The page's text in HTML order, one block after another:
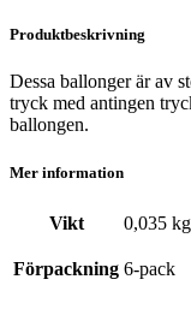
Produktbeskrivning
Dessa ballonger är av
tryck med antingen
ballongen.
Mer information
Vikt 0,035 kg
Förpackning 6-pack